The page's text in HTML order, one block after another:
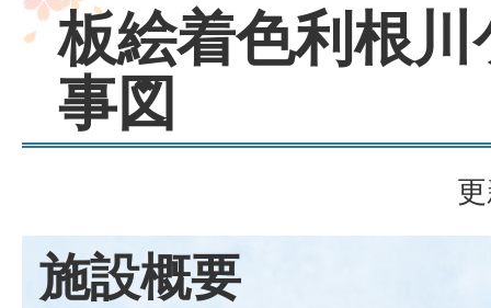
板絵着色利根
事図
施設概要